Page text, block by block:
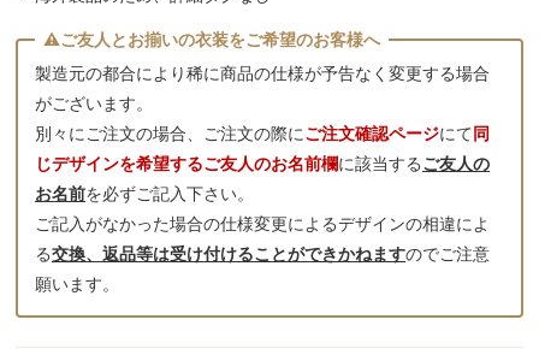
製造元の都合により稀に商品の仕様が予告なく変更する場合
がございます。
別々にご注文の場合、ご注文の際にご注文確認ページにて同
じデザインを希望するご友人のお名前欄に該当するご友人の
お名前を必ずご記入下さい。
ご記入がなかった場合の仕様変更によるデザインの相違によ
る交換、返品等は受け付けることができかねますのでご注意
願います。